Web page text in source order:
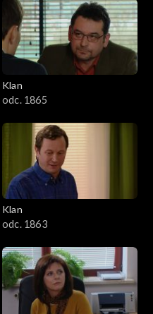
Klan
odc. 1865
Klan
odc. 1863